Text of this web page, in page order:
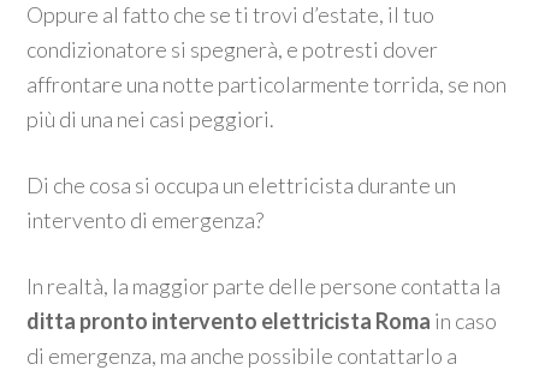
Oppure al fatto che se ti trovi d’estate, il tuo
condizionatore si spegnerà, e potresti dover
affrontare una notte particolarmente torrida, se non
più di una nei casi peggiori.
Di che cosa si occupa un elettricista durante un
intervento di emergenza?
In realtà, la maggior parte delle persone contatta la
ditta pronto intervento elettricista Roma in caso
di emergenza, ma anche possibile contattarlo a